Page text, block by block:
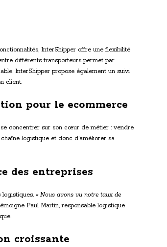
InterShipper offre une flexibilité
différents transporteurs permet par
InterShipper propose également un suivi
client.
pour le ecommerce
concentrer sur son cœur de métier : vendre
logistique et donc d’améliorer sa
des entreprises
logistiques. « Nous avons vu notre taux de
Paul Martin, responsable logistique
croissante